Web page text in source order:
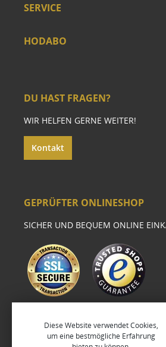
SERVICE
HODABO
DU HAST FRAGEN?
WIR HELFEN GERNE WEITER!
Kontakt
GEPRÜFTER ONLINESHOP
SICHER UND BEQUEM ONLINE
Diese Website verwendet Cookies,
um eine bestmögliche Erfahrung